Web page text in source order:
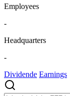
Employees
-
Headquarters
-
Dividende Earnings